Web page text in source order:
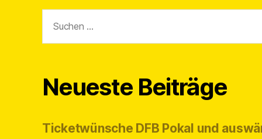
nach:
Neueste Beiträge
Ticketwünsche DFB Pokal und